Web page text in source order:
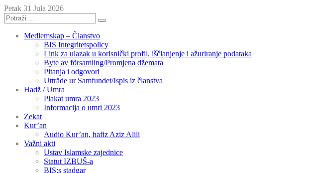
Petak 31 Jula 2026
Medlemskap – Članstvo
BIS Integritetspolicy
Link za ulazak u korisnički profil, iščlanjenje i ažuriranje podataka
Byte av församling/Promjena džemata
Pitanja i odgovori
Utträde ur Samfundet/Ispis iz članstva
Hadž / Umra
Plakat umra 2023
Informacija o umri 2023
Zekat
Kur’an
Audio Kur’an, hafiz Aziz Alili
Važni akti
Ustav Islamske zajednice
Statut IZBUŠ-a
BIS:s stadgar